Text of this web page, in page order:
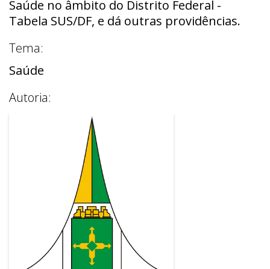
Saúde no âmbito do Distrito Federal -
Tabela SUS/DF, e dá outras providências.
Tema:
Saúde
Autoria: